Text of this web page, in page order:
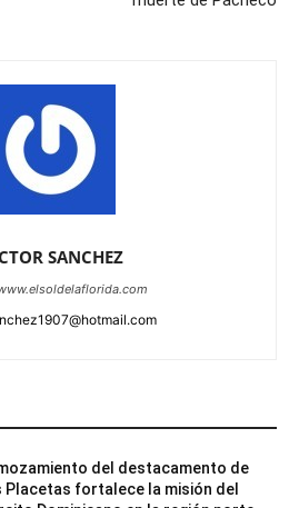
SANCHEZ
del destacamento de
Placetas fortalece la misión del